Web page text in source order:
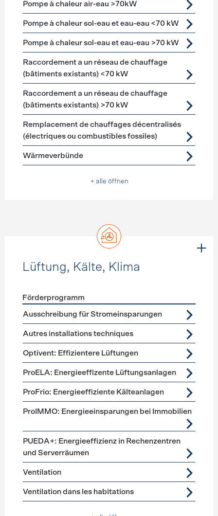
Pompe à chaleur air-eau >70kW
Pompe à chaleur sol-eau et eau-eau <70 kW
Pompe à chaleur sol-eau et eau-eau >70 kW
Raccordement a un réseau de chauffage
(bâtiments existants) <70 kW
Raccordement a un réseau de chauffage
(bâtiments existants) >70 kW
Remplacement de chauffages décentralisés
(électriques ou combustibles fossiles)
Wärmeverbünde
+ alle öffnen
Lüftung, Kälte, Klima
Förderprogramme Lüftung, Kälte, Klima
Förderprogramm
Ausschreibung für Stromeinsparungen
Autres installations techniques
Optivent: Effizientere Lüftungen
ProELA: Energieeffizente Lüftungsanlagen
ProFrio: Energieeffiziente Kälteanlagen
ProIMMO: Energieeinsparungen bei Immobilien
PUEDA+: Energieeffizienz in Rechenzentren
und Serverräumen
Ventilation
Ventilation dans les habitations